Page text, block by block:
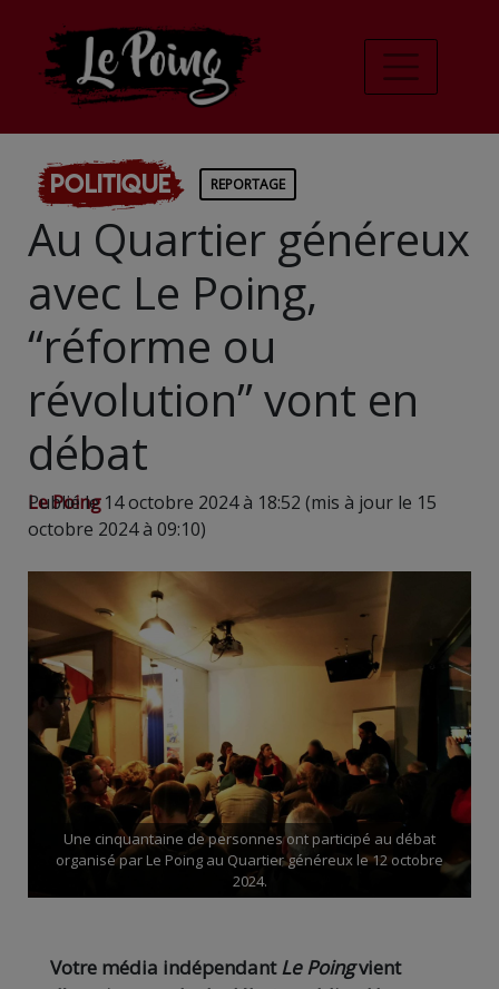
Politique REPORTAGE
Au Quartier généreux
avec Le Poing,
“réforme ou
révolution” vont en
débat
Le Poing
Publié le 14 octobre 2024 à 18:52 (mis à jour le 15
octobre 2024 à 09:10)
Une cinquantaine de personnes ont participé au débat
organisé par Le Poing au Quartier généreux le 12 octobre
2024.
Votre média indépendantLe Poingvient